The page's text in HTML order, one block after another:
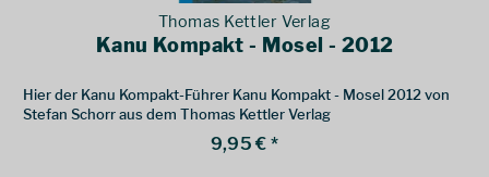
Thomas Kettler Verlag
Kanu Kompakt - Mosel - 2012
Hier der Kanu Kompakt-Führer Kanu Kompakt - Mosel 2012 von
Stefan Schorr aus dem Thomas Kettler Verlag
9,95 € *